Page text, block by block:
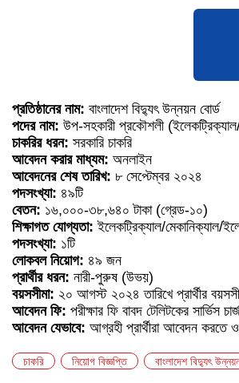
প্রতিষ্ঠানের নাম: বাংলাদেশ বিদ্যুৎ উন্নয়ন বোর্ড
পদের নাম: উপ-সহকারী প্রকৌশলী (ইলেকট্রিক্যাল/
চাকরির ধরন: সরকারি চাকরি
আবেদন করার মাধ্যম: অনলাইন
আবেদনের শেষ তারিখ: ৮ সেপ্টেম্বর ২০২৪
পদসংখ্যা: ৪৯টি
বেতন: ১৬,০০০-৩৮,৬৪০ টাকা (গ্রেড-১০)
শিক্ষাগত যোগ্যতা: ইলেকট্রিক্যাল/মেকানিক্যাল/
পদসংখ্যা: ১টি
লোকবল নিয়োগ: ৪৯ জন
প্রার্থীর ধরন: নারী-পুরুষ (উভয়)
বয়সসীমা: ২০ আগস্ট ২০২৪ তারিখে প্রার্থীর
আবেদন ফি: পরীক্ষার ফি বাবদ টেলিটকের সার্ভিস
আবেদন যেভাবে: আগ্রহী প্রার্থীরা আবেদন করতে
চাকরি নিয়োগ বিজ্ঞপ্তি বাংলাদেশ বিদ্যুৎ